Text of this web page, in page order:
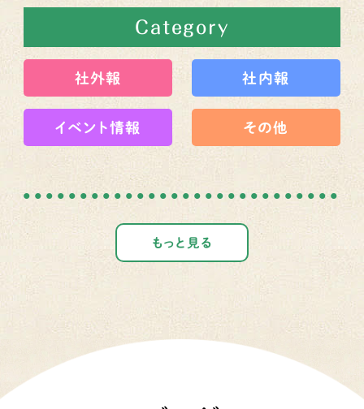
Category
社外報 社内報
イベント情報 その他
もっと見る